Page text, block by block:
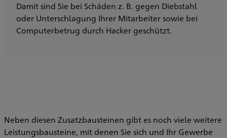
Damit sind Sie bei Schäden z. B. gegen Diebstahl
oder Unterschlagung Ihrer Mitarbeiter sowie bei
Computerbetrug durch Hacker geschützt.
Neben diesen Zusatzbausteinen gibt es noch viele weitere
Leistungsbausteine, mit denen Sie sich und Ihr Gewerbe